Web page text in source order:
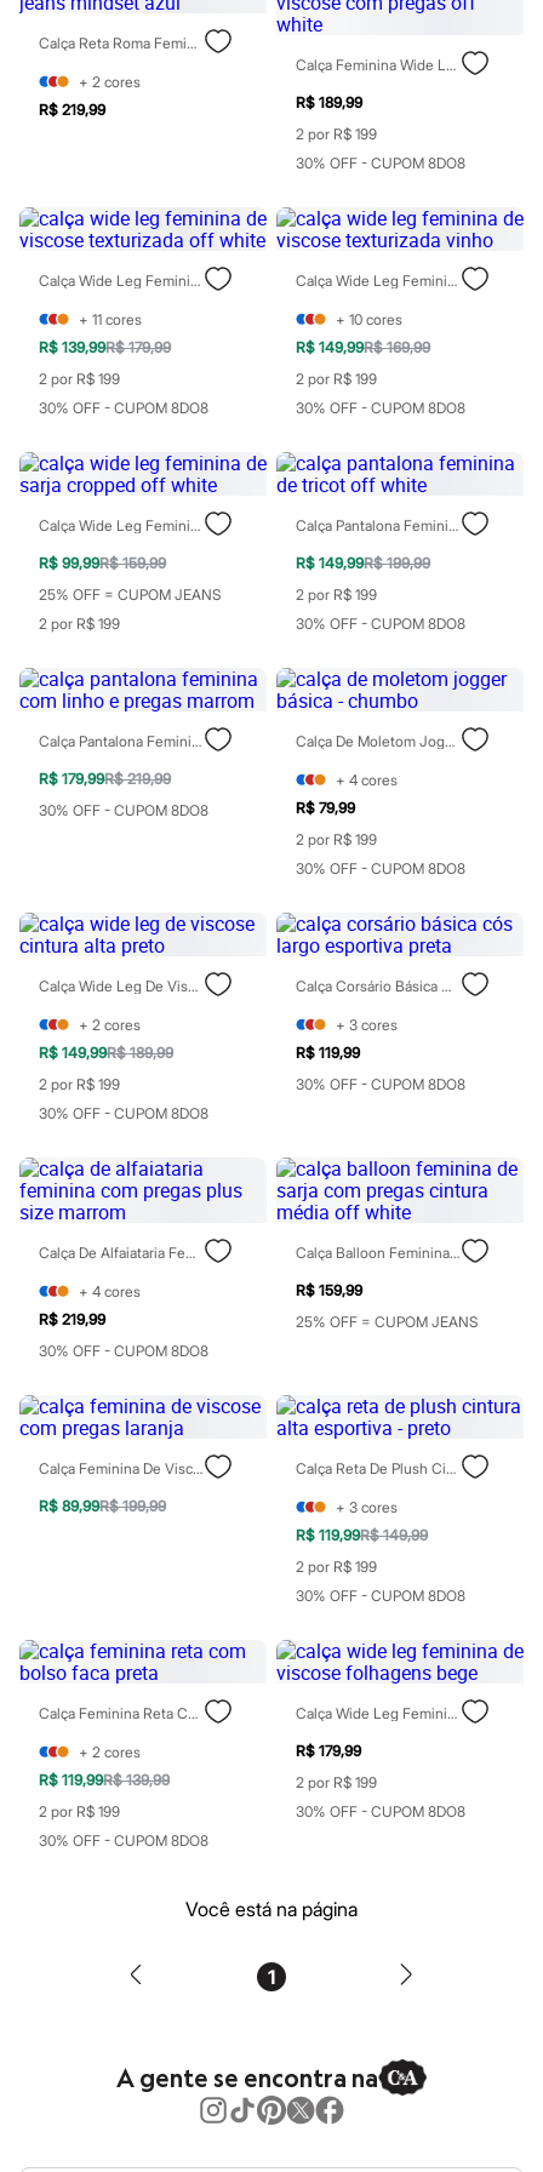
Rasteirinhas
Sandálias
Tênis
Diversão
Marcas
Baby Club
Moda íntima
Calcinhas
Cuecas
Meias
Moda praia
Biquínis e Maiôs
Blusas de proteção
Sungas
Personagens
Disney
Hello Kitty
Homem Aranha
Minecraft
Naruto
Patrulha Canina
Sonic
Stitch
Beleza
Perfumes árabes
Novidades
Cabelos
Condicionador
Escovas e Pentes
Finalizadores
Shampoo
Tratamento
Tratamento
Cuidados com o rosto
Esfoliante
Hidratante
Protetor solar
Tônicos
Maquiagens
Base
Batom
Blush
Gloss
Pó facial
Sombras
Al Wataniah
Beleza C&A
Boca Rosa
Bruna Tavares
Carolina Herrera
Ciclo
Jean Paul Gaultier
Lancôme
Mari Maria
Mascavo
Niina Secrets
Océane
Payot
Perfumes femininos
Perfumes infantis
Todos os produtos
Mindse7
Novidades
Blusas
Calças
Casacos e Jaquetas
Jeans
Special Basics
Calça Reta Roma Feminina Jeans Mindset Azul
+ 2 cores
R$ 219,99
Calça Feminina Wide Leg De Viscose Com Pregas Off White
R$ 189,99
2 por R$ 199
30% OFF - CUPOM 8DO8
Calça Wide Leg Feminina De Viscose Texturizada Off White
+ 11 cores
R$ 139,99R$ 179,99
2 por R$ 199
30% OFF - CUPOM 8DO8
Calça Wide Leg Feminina De Viscose Texturizada Vinho
+ 10 cores
R$ 149,99R$ 169,99
2 por R$ 199
30% OFF - CUPOM 8DO8
Calça Wide Leg Feminina De Sarja Cropped Off White
R$ 99,99R$ 159,99
25% OFF = CUPOM JEANS
2 por R$ 199
Calça Pantalona Feminina De Tricot Off White
R$ 149,99R$ 199,99
2 por R$ 199
30% OFF - CUPOM 8DO8
Calça Pantalona Feminina Com Linho E Pregas Marrom
R$ 179,99R$ 219,99
30% OFF - CUPOM 8DO8
Calça De Moletom Jogger Básica - Chumbo
+ 4 cores
R$ 79,99
2 por R$ 199
30% OFF - CUPOM 8DO8
Calça Wide Leg De Viscose Cintura Alta Preto
+ 2 cores
R$ 149,99R$ 189,99
2 por R$ 199
30% OFF - CUPOM 8DO8
Calça Corsário Básica Cós Largo Esportiva Preta
+ 3 cores
R$ 119,99
30% OFF - CUPOM 8DO8
Calça De Alfaiataria Feminina Com Pregas Plus Size Marrom
+ 4 cores
R$ 219,99
30% OFF - CUPOM 8DO8
Calça Balloon Feminina De Sarja Com Pregas Cintura Média Off White
R$ 159,99
25% OFF = CUPOM JEANS
Calça Feminina De Viscose Com Pregas Laranja
R$ 89,99R$ 199,99
Calça Reta De Plush Cintura Alta Esportiva - Preto
+ 3 cores
R$ 119,99R$ 149,99
2 por R$ 199
30% OFF - CUPOM 8DO8
Calça Feminina Reta Com Bolso Faca Preta
+ 2 cores
R$ 119,99R$ 139,99
2 por R$ 199
30% OFF - CUPOM 8DO8
Calça Wide Leg Feminina De Viscose Folhagens Bege
R$ 179,99
2 por R$ 199
30% OFF - CUPOM 8DO8
Você está na página
1
A gente se encontra na